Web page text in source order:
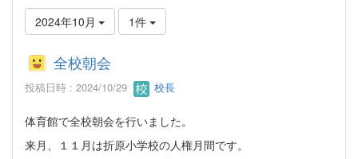
2024年10月 1件
全校朝会
投稿日時 : 2024/10/29 校長
体育館で全校朝会を行いました。
来月、１１月は折原小学校の人権月間です。